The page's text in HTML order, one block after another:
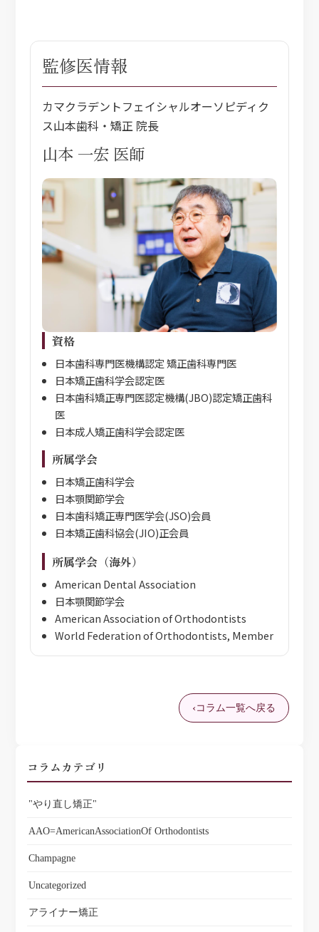
監修医情報
カマクラデントフェイシャルオーソピディク
ス山本歯科・矯正 院長
山本 一宏 医師
資格
日本歯科専門医機構認定 矯正歯科専門医
日本矯正歯科学会認定医
日本歯科矯正専門医認定機構(JBO)認定矯正歯科
医
日本成人矯正歯科学会認定医
所属学会
日本矯正歯科学会
日本顎関節学会
日本歯科矯正専門医学会(JSO)会員
日本矯正歯科協会(JIO)正会員
所属学会（海外）
American Dental Association
日本顎関節学会
American Association of Orthodontists
World Federation of Orthodontists, Member
コラム一覧へ戻る
コラムカテゴリ
"やり直し矯正"
AAO=AmericanAssociationOf Orthodontists
Champagne
Uncategorized
アライナー矯正